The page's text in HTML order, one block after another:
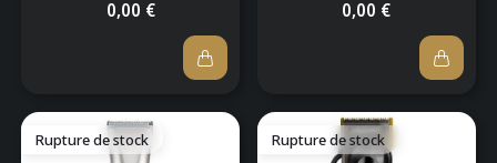
0,00 € 0,00 €
Rupture de stock Rupture de stock